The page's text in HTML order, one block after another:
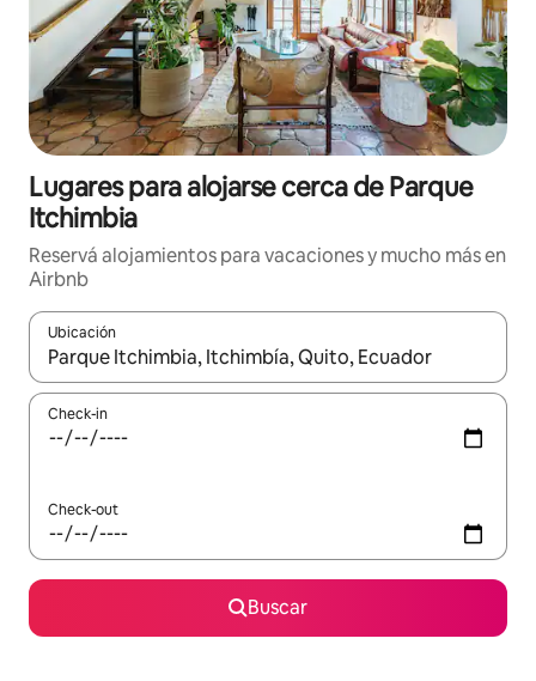
Lugares para alojarse cerca de Parque
Itchimbia
Reservá alojamientos para vacaciones y mucho más en
Airbnb
Ubicación
Cuando los resultados estén disponibles, navegá con las
Check-in
Check-out
Buscar